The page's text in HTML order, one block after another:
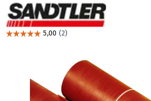
Bildergalerie überspringen